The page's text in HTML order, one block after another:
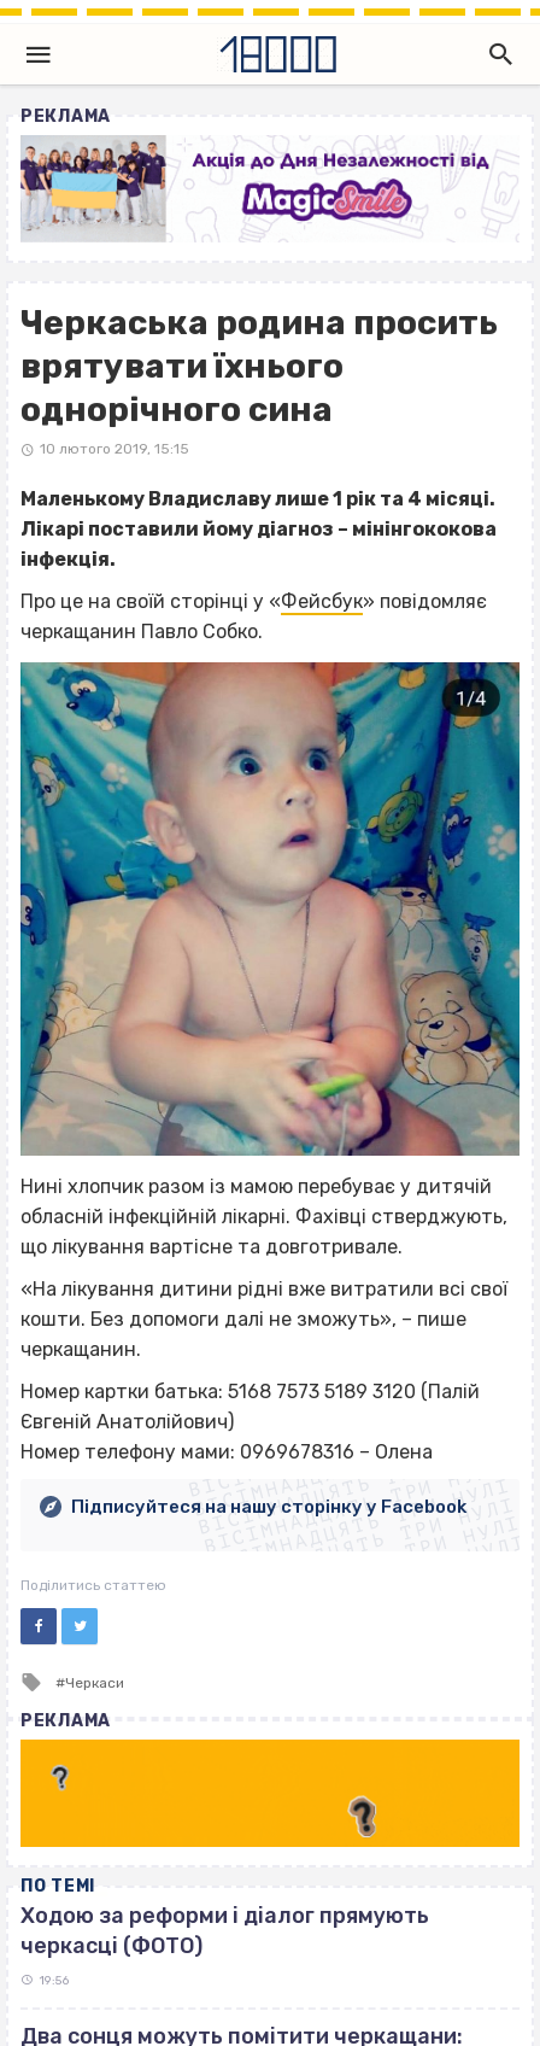
РЕКЛАМА
Черкаська родина просить
врятувати їхнього
однорічного сина
10 лютого 2019, 15:15
Маленькому Владиславу лише 1 рік та 4 місяці.
Лікарі поставили йому діагноз – мінінгококова
інфекція.
Про це на своїй сторінці у «Фейсбук» повідомляє
черкащанин Павло Собко.
Нині хлопчик разом із мамою перебуває у дитячій
обласній інфекційній лікарні. Фахівці стверджують,
що лікування вартісне та довготривале.
«На лікування дитини рідні вже витратили всі свої
кошти. Без допомоги далі не зможуть», – пише
черкащанин.
Номер картки батька: 5168 7573 5189 3120 (Палій
Євгеній Анатолійович)
Номер телефону мами: 0969678316 – Олена
ВІСІМНАДЦЯТЬ ТРИ НУЛІ
ВІСІМНАДЦЯТЬ ТРИ НУЛІ
ВІСІМНАДЦЯТЬ ТРИ НУЛІ
ВІСІМНАДЦЯТЬ ТРИ НУЛІ
ВІСІМНАДЦЯТЬ ТРИ НУЛІ
ВІСІМНАДЦЯТЬ ТРИ НУЛІ
ВІСІМНАДЦЯТЬ ТРИ НУЛІ
ВІСІМНАДЦЯТЬ ТРИ НУЛІ
Підписуйтеся на нашу сторінку у Facebook
Поділитись статтею
Tagged
Черкаси
РЕКЛАМА
ПО ТЕМІ
Ходою за реформи і діалог прямують
черкасці (ФОТО)
19:56
Два сонця можуть помітити черкащани: